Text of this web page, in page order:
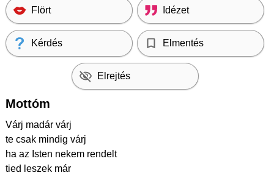
Flört Idézet
Kérdés Elmentés
Elrejtés
Mottóm
Várj madár várj
te csak mindig várj
ha az Isten nekem rendelt
tied leszek már